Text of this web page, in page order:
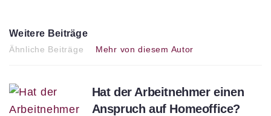
Weitere Beiträge
Ähnliche Beiträge Mehr von diesem Autor
Hat der Arbeitnehmer einen
Anspruch auf Homeoffice?